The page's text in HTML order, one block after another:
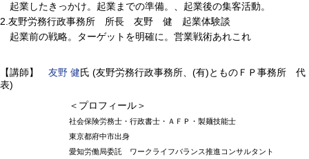
起業したきっかけ。起業までの準備。、起業後の集客活動。
2.友野労務行政事務所 所長 友野 健 起業体験談
起業前の戦略。ターゲットを明確に。営業戦術あれこれ
【講師】 友野 健氏 (友野労務行政事務所、(有)とものＦＰ事務所 代
表)
＜プロフィール＞
社会保険労務士・行政書士・ＡＦＰ・製麺技能士
東京都府中市出身
愛知労働局委託 ワークライフバランス推進コンサルタント